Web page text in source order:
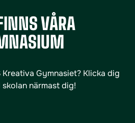
VÅRA
Gymnasiet? Klicka dig
närmast dig!